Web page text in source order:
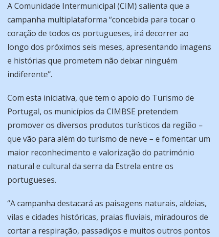
A Comunidade Intermunicipal (CIM) salienta que a
campanha multiplataforma “concebida para tocar o
coração de todos os portugueses, irá decorrer ao
longo dos próximos seis meses, apresentando imagens
e histórias que prometem não deixar ninguém
indiferente”.
Com esta iniciativa, que tem o apoio do Turismo de
Portugal, os municípios da CIMBSE pretendem
promover os diversos produtos turísticos da região –
que vão para além do turismo de neve – e fomentar um
maior reconhecimento e valorização do património
natural e cultural da serra da Estrela entre os
portugueses.
“A campanha destacará as paisagens naturais, aldeias,
vilas e cidades históricas, praias fluviais, miradouros de
cortar a respiração, passadiços e muitos outros pontos